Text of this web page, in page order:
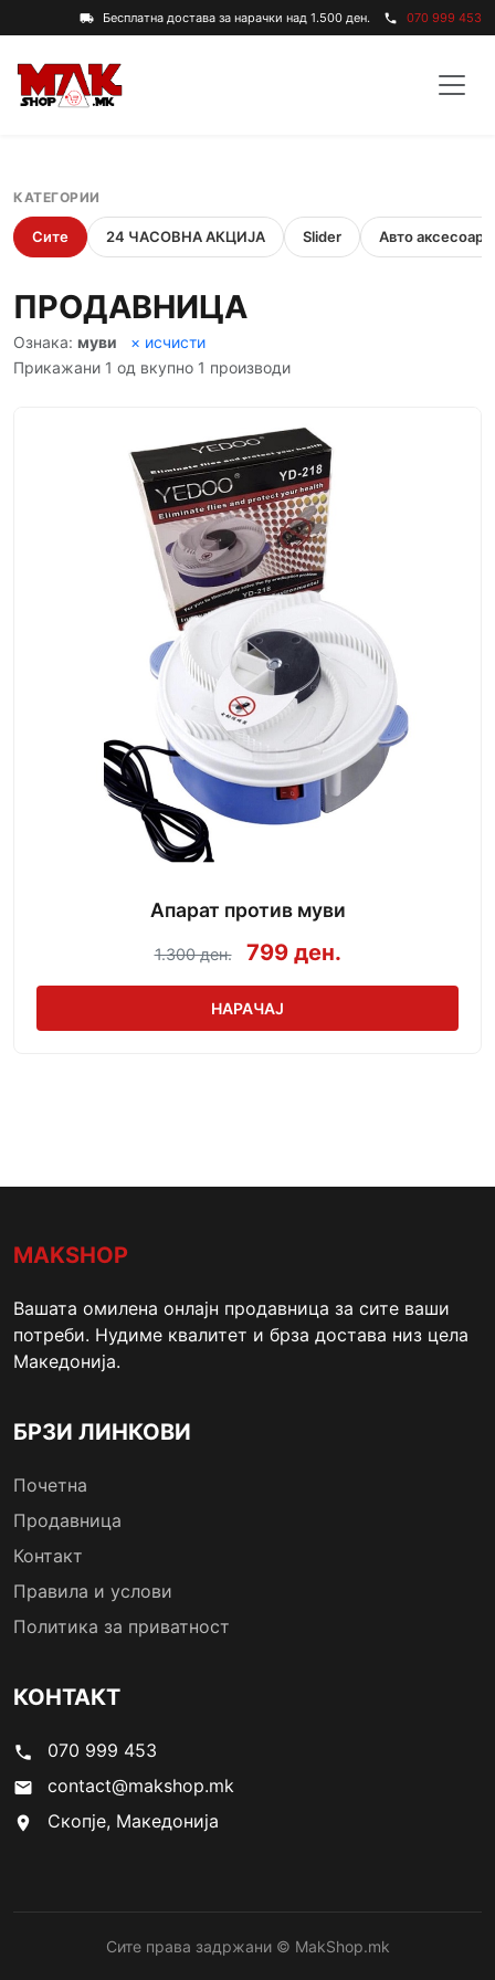
local_shipping Бесплатна достава за нарачки над 1.500 ден. phone 070 999 453
КАТЕГОРИИ
Сите 24 ЧАСОВНА АКЦИЈА Slider Авто аксесоари
ПРОДАВНИЦА
Ознака: муви
× исчисти
Прикажани 1 од вкупно 1 производи
Апарат против муви
1.300 ден. 799 ден.
НАРАЧАЈ
MAKSHOP
Вашата омилена онлајн продавница за сите ваши
потреби. Нудиме квалитет и брза достава низ цела
Македонија.
БРЗИ ЛИНКОВИ
Почетна
Продавница
Контакт
Правила и услови
Политика за приватност
КОНТАКТ
phone 070 999 453
email contact@makshop.mk
location_on Скопје, Македонија
Сите права задржани © MakShop.mk